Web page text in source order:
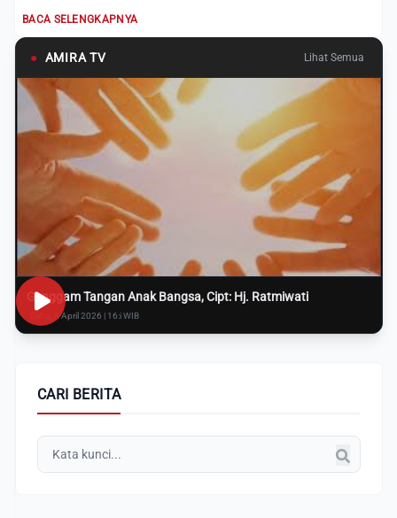
BACA SELENGKAPNYA
● AMIRA TV Lihat Semua
Genggam Tangan Anak Bangsa, Cipt: Hj. Ratmiwati
Rabu, 8 April 2026 | 16:i WIB
CARI BERITA